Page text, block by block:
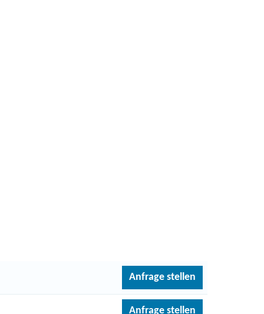
Anfrage stellen
Anfrage stellen